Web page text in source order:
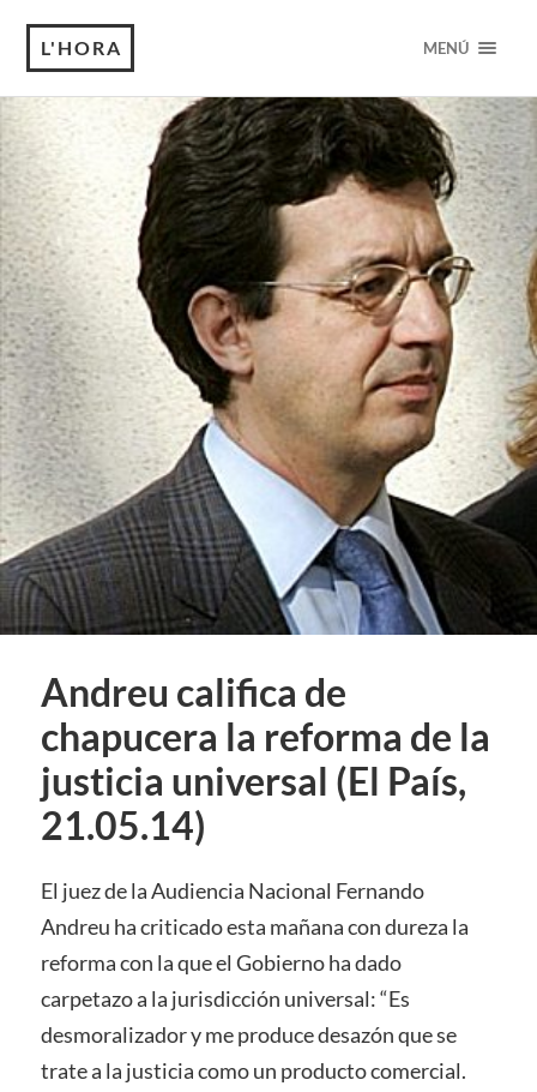
L'HORA MENÚ
Andreu califica de
chapucera la reforma de la
justicia universal (El País,
21.05.14)
El juez de la Audiencia Nacional Fernando
Andreu ha criticado esta mañana con dureza la
reforma con la que el Gobierno ha dado
carpetazo a la jurisdicción universal: “Es
desmoralizador y me produce desazón que se
trate a la justicia como un producto comercial.